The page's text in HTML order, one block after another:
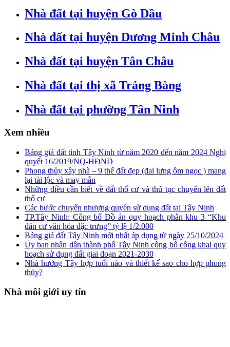
Nhà đất tại huyện Gò Dầu
Nhà đất tại huyện Dương Minh Châu
Nhà đất tại huyện Tân Châu
Nhà đất tại thị xã Trảng Bàng
Nhà đất tại phường Tân Ninh
Xem nhiều
Bảng giá đất tỉnh Tây Ninh từ năm 2020 đến năm 2024 Nghị
quyết 16/2019/NQ-HĐND
Phong thủy xây nhà – 9 thế đất đẹp (đai lưng ôm ngọc ) mang
lại tài lộc và may mắn
Những điều cần biết về đất thổ cư và thủ tục chuyển lên đất
thổ cư
Các bước chuyển nhượng quyền sử dụng đất tại Tây Ninh
TP.Tây Ninh: Công bố Đồ án quy hoạch phân khu 3 “Khu
dân cư văn hóa đặc trưng” tỷ lệ 1/2.000
Bảng giá đất Tây Ninh mới nhất áp dụng từ ngày 25/10/2024
Ủy ban nhân dân thành phố Tây Ninh công bố công khai quy
hoạch sử dụng đất giai đoạn 2021-2030
Nhà hướng Tây hợp tuổi nào và thiết kế sao cho hợp phong
thủy?
Nhà môi giới uy tín